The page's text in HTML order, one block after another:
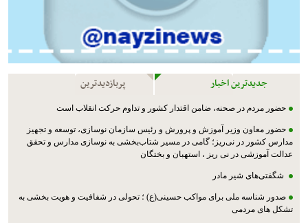
جدیدترین اخبار پربازدیدترین
حضور مردم در صحنه، ضامن اقتدار کشور و تداوم حرکت انقلاب است
حضور معاون وزیر آموزش و پرورش و رئیس سازمان نوسازی، توسعه و تجهیز
مدارس کشور در نی‌ریز؛ گامی در مسیر شتاب‌بخشی به نوسازی مدارس و تحقق
عدالت آموزشی در نی ریز ، استهبان و بختگان
شگفتی‌های شیر مادر
صدور شناسه ملی برای مواکب حسینی(ع) ؛ تحولی در شفافیت و هویت بخشی به
تشکل های مردمی